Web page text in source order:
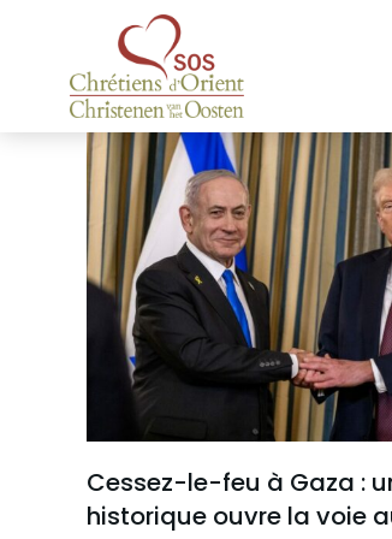
Cessez-le-feu à Gaza :
historique ouvre la voie